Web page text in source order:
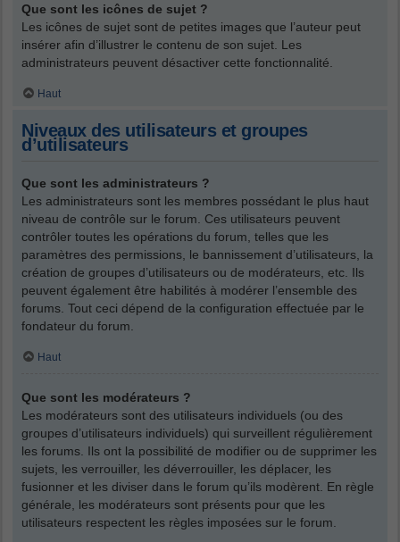
Que sont les icônes de sujet ?
Les icônes de sujet sont de petites images que l’auteur peut
insérer afin d’illustrer le contenu de son sujet. Les
administrateurs peuvent désactiver cette fonctionnalité.
Haut
Niveaux des utilisateurs et groupes
d’utilisateurs
Que sont les administrateurs ?
Les administrateurs sont les membres possédant le plus haut
niveau de contrôle sur le forum. Ces utilisateurs peuvent
contrôler toutes les opérations du forum, telles que les
paramètres des permissions, le bannissement d’utilisateurs, la
création de groupes d’utilisateurs ou de modérateurs, etc. Ils
peuvent également être habilités à modérer l’ensemble des
forums. Tout ceci dépend de la configuration effectuée par le
fondateur du forum.
Haut
Que sont les modérateurs ?
Les modérateurs sont des utilisateurs individuels (ou des
groupes d’utilisateurs individuels) qui surveillent régulièrement
les forums. Ils ont la possibilité de modifier ou de supprimer les
sujets, les verrouiller, les déverrouiller, les déplacer, les
fusionner et les diviser dans le forum qu’ils modèrent. En règle
générale, les modérateurs sont présents pour que les
utilisateurs respectent les règles imposées sur le forum.